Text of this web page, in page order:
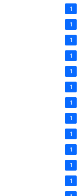
1
1
1
1
1
1
1
1
1
1
1
1